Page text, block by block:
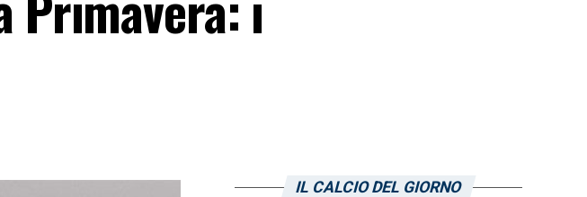
IL CALCIO DEL GIORNO